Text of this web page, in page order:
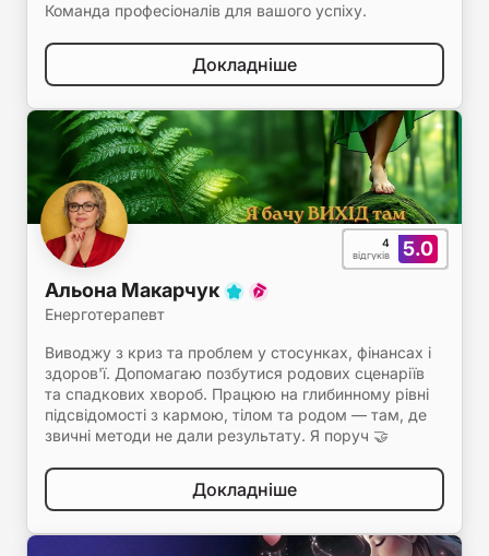
Команда професіоналів для вашого успіху.
Докладніше
5.0
4
відгуків
Альона Макарчук
Енерготерапевт
Виводжу з криз та проблем у стосунках, фінансах і
здоров'ї. Допомагаю позбутися родових сценаріїв
та спадкових хвороб. Працюю на глибинному рівні
підсвідомості з кармою, тілом та родом — там, де
звичні методи не дали результату. Я поруч 🤝
Докладніше